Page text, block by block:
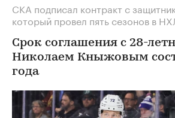
СКА подписал контракт с
который провел пять сезонов в
Срок соглашения с 28-
Николаем Кныжовым
года